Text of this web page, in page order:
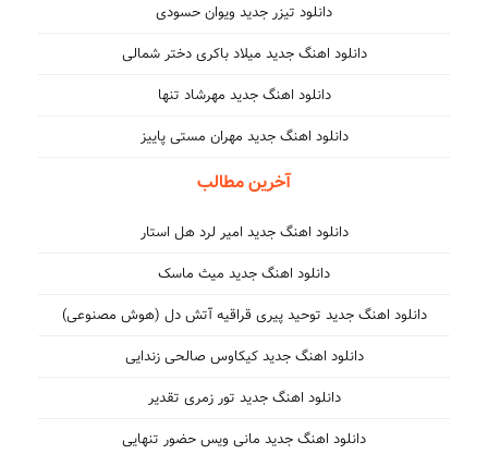
دانلود تیزر جدید ویوان حسودی
دانلود اهنگ جدید میلاد باکری دختر شمالی
دانلود اهنگ جدید مهرشاد تنها
دانلود اهنگ جدید مهران مستی پاییز
آخرین مطالب
دانلود اهنگ جدید امیر لرد هل استار
دانلود اهنگ جدید میث ماسک
دانلود اهنگ جدید توحید پیری قراقیه آتش دل (هوش مصنوعی)
دانلود اهنگ جدید کیکاوس صالحی زندایی
دانلود اهنگ جدید تور زمری تقدیر
دانلود اهنگ جدید مانی ویس حضور تنهایی